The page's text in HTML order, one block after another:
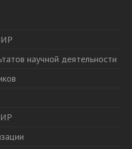
научной деятельности